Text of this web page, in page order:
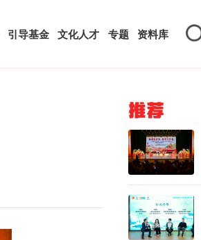
引导基金 文化人才 专题 资料库
推荐